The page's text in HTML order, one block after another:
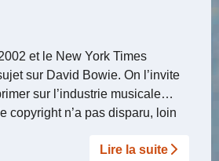
et le New York Times
sur David Bowie. On l’invite
sur l’industrie musicale…
copyright n’a pas disparu, loin
Lire la suite­­